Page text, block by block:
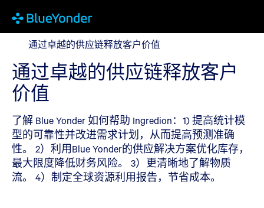
通过卓越的供应链释放客户价值
通过卓越的供应链释放客户价值
通过卓越的供应链释放客户
价值
了解 Blue Yonder 如何帮助 Ingredion：1) 提高统计模
型的可靠性并改进需求计划，从而提高预测准确
性。 2）利用Blue Yonder的供应解决方案优化库存，
最大限度降低财务风险。 3）更清晰地了解物质
流。 4）制定全球资源利用报告，节省成本。